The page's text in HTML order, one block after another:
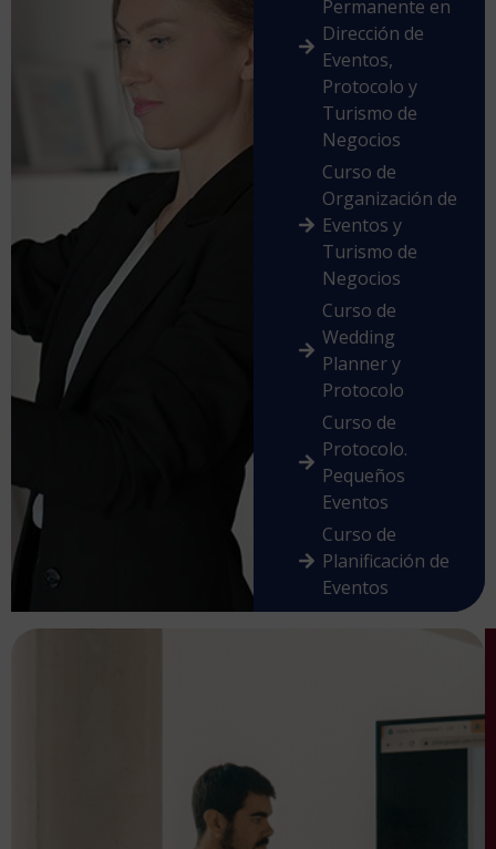
Permanente en
Dirección de
Eventos,
Protocolo y
Turismo de
Negocios
Curso de
Organización de
Eventos y
Turismo de
Negocios
Curso de
Wedding
Planner y
Protocolo
Curso de
Protocolo.
Pequeños
Eventos
Curso de
Planificación de
Eventos